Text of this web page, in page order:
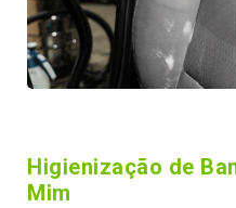
Higienização de
Mim